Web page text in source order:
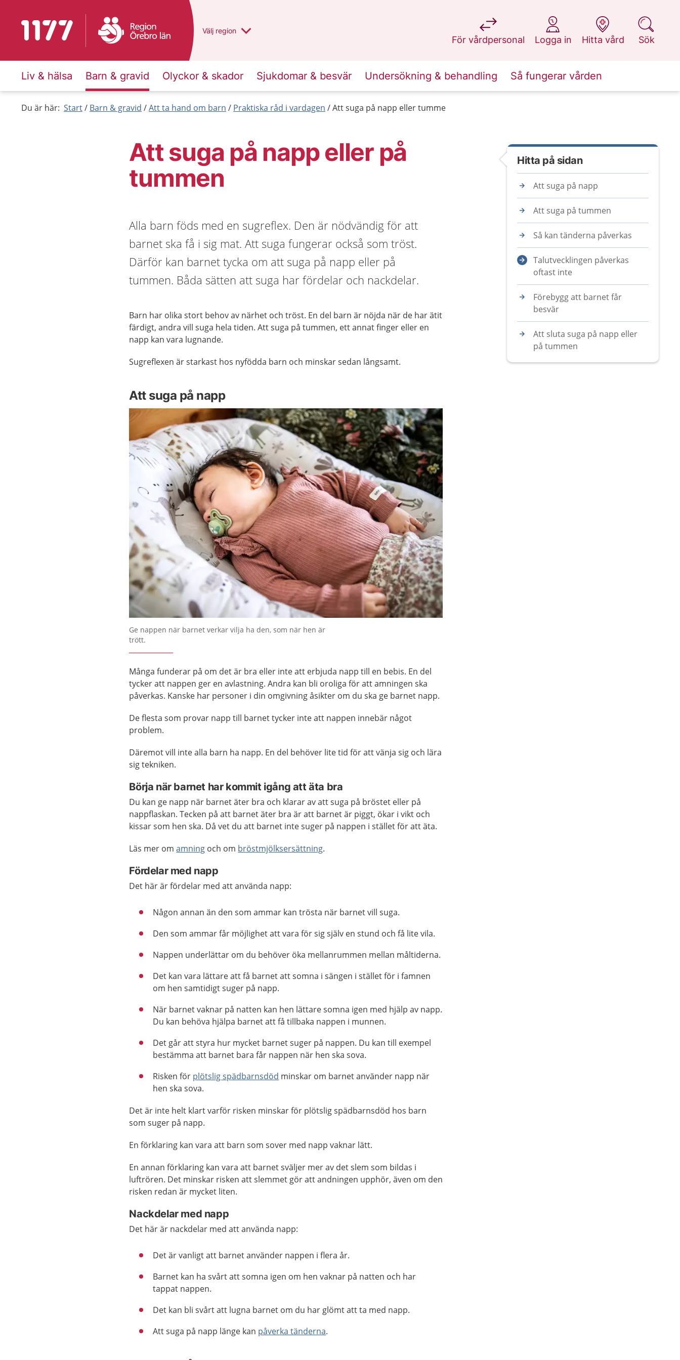
Till startsidan för 1177 Du har valt region
Välj en annan
region
För vårdpersonal
på 1177.se
Logga in
på 1177.se
Hitta vård
på 1177.se
Sök
på 1177.se
Liv & hälsa Barn & gravid Olyckor & skador Sjukdomar & besvär Undersökning & behandling Så fungerar vården
Du är här: Start Barn & gravid Att ta hand om barn Praktiska råd i vardagen Att suga på napp eller tumme
Att suga på napp eller på
tummen
Alla barn föds med en sugreflex. Den är nödvändig för att
barnet ska få i sig mat. Att suga fungerar också som tröst.
Därför kan barnet tycka om att suga på napp eller på
tummen. Båda sätten att suga har fördelar och nackdelar.
Barn har olika stort behov av närhet och tröst. En del barn är nöjda när de har ätit
färdigt, andra vill suga hela tiden. Att suga på tummen, ett annat finger eller en
napp kan vara lugnande.
Sugreflexen är starkast hos nyfödda barn och minskar sedan långsamt.
Att suga på napp
Ge nappen när barnet verkar vilja ha den, som när hen är
trött.
Många funderar på om det är bra eller inte att erbjuda napp till en bebis. En del
tycker att nappen ger en avlastning. Andra kan bli oroliga för att amningen ska
påverkas. Kanske har personer i din omgivning åsikter om du ska ge barnet napp.
De flesta som provar napp till barnet tycker inte att nappen innebär något
problem.
Däremot vill inte alla barn ha napp. En del behöver lite tid för att vänja sig och lära
sig tekniken.
Börja när barnet har kommit igång att äta bra
Du kan ge napp när barnet äter bra och klarar av att suga på bröstet eller på
nappflaskan. Tecken på att barnet äter bra är att barnet är piggt, ökar i vikt och
kissar som hen ska. Då vet du att barnet inte suger på nappen i stället för att äta.
Läs mer omamning och om bröstmjölksersättning.
Fördelar med napp
Det här är fördelar med att använda napp:
Någon annan än den som ammar kan trösta när barnet vill suga.
Den som ammar får möjlighet att vara för sig själv en stund och få lite vila.
Nappen underlättar om du behöver öka mellanrummen mellan måltiderna.
Det kan vara lättare att få barnet att somna i sängen i stället för i famnen
om hen samtidigt suger på napp.
När barnet vaknar på natten kan hen lättare somna igen med hjälp av napp.
Du kan behöva hjälpa barnet att få tillbaka nappen i munnen.
Det går att styra hur mycket barnet suger på nappen. Du kan till exempel
bestämma att barnet bara får nappen när hen ska sova.
Risken för plötslig spädbarnsdöd minskar om barnet använder napp när
hen ska sova.
Det är inte helt klart varför risken minskar för plötslig spädbarnsdöd hos barn
som suger på napp.
En förklaring kan vara att barn som sover med napp vaknar lätt.
En annan förklaring kan vara att barnet sväljer mer av det slem som bildas i
luftrören. Det minskar risken att slemmet gör att andningen upphör, även om den
risken redan är mycket liten.
Nackdelar med napp
Det här är nackdelar med att använda napp:
Det är vanligt att barnet använder nappen i flera år.
Barnet kan ha svårt att somna igen om hen vaknar på natten och har
tappat nappen.
Det kan bli svårt att lugna barnet om du har glömt att ta med napp.
Att suga på napp länge kan påverka tänderna.
Hitta på sidan
Att suga på napp
Att suga på tummen
Så kan tänderna påverkas
Talutvecklingen påverkas
oftast inte
Förebygg att barnet får
besvär
Att sluta suga på napp eller
på tummen